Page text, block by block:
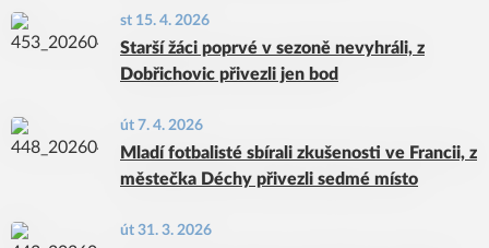
st 15. 4. 2026
Starší žáci poprvé v sezoně nevyhráli, z
Dobřichovic přivezli jen bod
út 7. 4. 2026
Mladí fotbalisté sbírali zkušenosti ve Francii, z
městečka Déchy přivezli sedmé místo
út 31. 3. 2026